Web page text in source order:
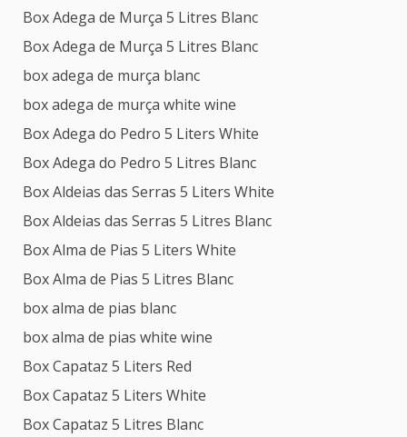
Box Adega de Murça 5 Litres Blanc
Box Adega de Murça 5 Litres Blanc
box adega de murça blanc
box adega de murça white wine
Box Adega do Pedro 5 Liters White
Box Adega do Pedro 5 Litres Blanc
Box Aldeias das Serras 5 Liters White
Box Aldeias das Serras 5 Litres Blanc
Box Alma de Pias 5 Liters White
Box Alma de Pias 5 Litres Blanc
box alma de pias blanc
box alma de pias white wine
Box Capataz 5 Liters Red
Box Capataz 5 Liters White
Box Capataz 5 Litres Blanc